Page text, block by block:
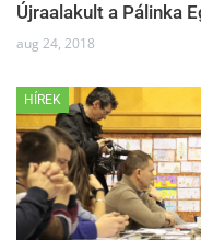
Újraalakult a Pálinka
aug 24, 2018
HÍREK